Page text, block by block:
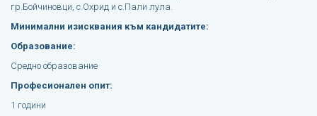
гр.Бойчиновци, с.Охрид и с.Пали лула.
Минимални изисквания към кандидатите:
Образование:
Средно образование
Професионален опит:
1 години